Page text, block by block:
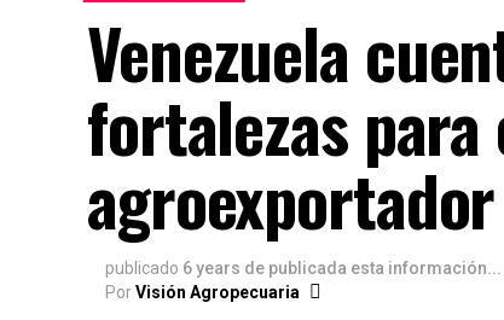
Venezuela
fortalezas
agroexportador
publicado 6 years de publicada esta información...
PorVisión Agropecuaria